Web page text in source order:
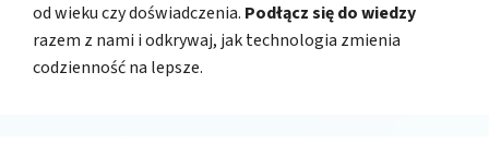
od wieku czy doświadczenia. Podłącz się do wiedzy
razem z nami i odkrywaj, jak technologia zmienia
codzienność na lepsze.